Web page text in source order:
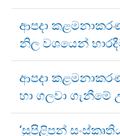
ආපදා
නිල වශයෙන්
ආපදා
හා ගලවා
‘සුපිළිපන්